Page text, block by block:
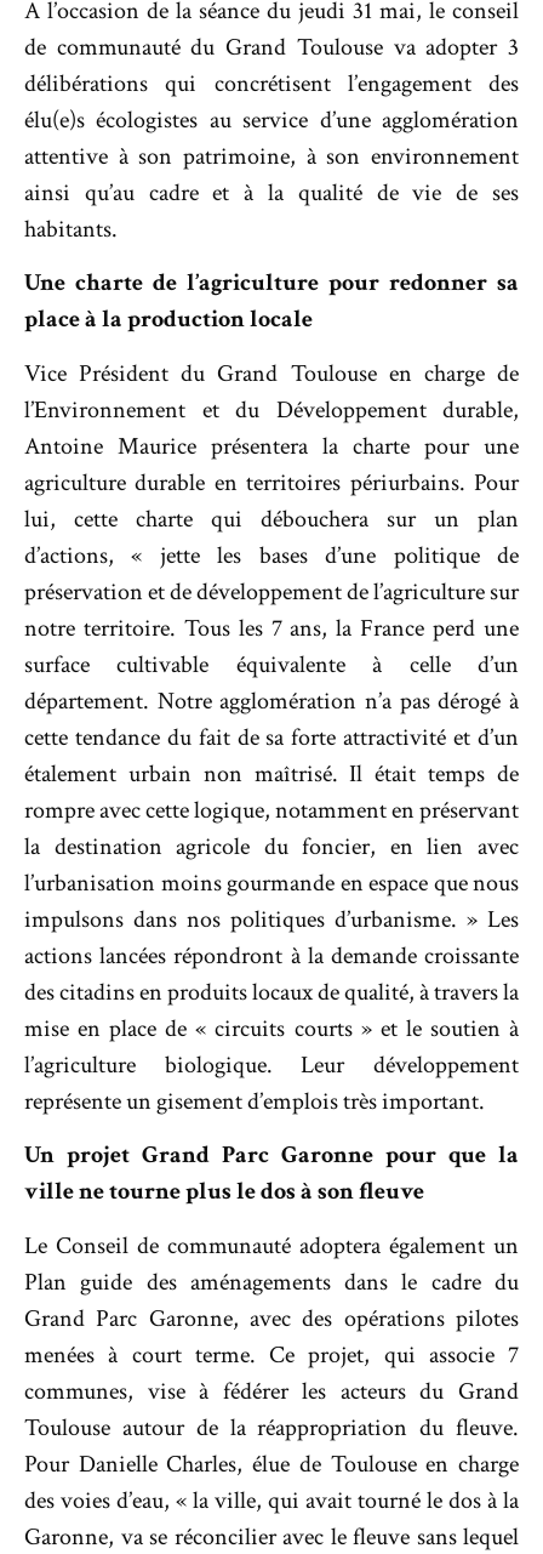
A l’occasion de la séance du jeudi 31 mai, le conseil
de communauté du Grand Toulouse va adopter 3
délibérations qui concrétisent l’engagement des
élu(e)s écologistes au service d’une agglomération
attentive à son patrimoine, à son environnement
ainsi qu’au cadre et à la qualité de vie de ses
habitants.
Une charte de l’agriculture pour redonner sa
place à la production locale
Vice Président du Grand Toulouse en charge de
l’Environnement et du Développement durable,
Antoine Maurice présentera la charte pour une
agriculture durable en territoires périurbains. Pour
lui, cette charte qui débouchera sur un plan
d’actions, « jette les bases d’une politique de
préservation et de développement de l’agriculture sur
notre territoire. Tous les 7 ans, la France perd une
surface cultivable équivalente à celle d’un
département. Notre agglomération n’a pas dérogé à
cette tendance du fait de sa forte attractivité et d’un
étalement urbain non maîtrisé. Il était temps de
rompre avec cette logique, notamment en préservant
la destination agricole du foncier, en lien avec
l’urbanisation moins gourmande en espace que nous
impulsons dans nos politiques d’urbanisme. » Les
actions lancées répondront à la demande croissante
des citadins en produits locaux de qualité, à travers la
mise en place de « circuits courts » et le soutien à
l’agriculture biologique. Leur développement
représente un gisement d’emplois très important.
Un projet Grand Parc Garonne pour que la
ville ne tourne plus le dos à son fleuve
Le Conseil de communauté adoptera également un
Plan guide des aménagements dans le cadre du
Grand Parc Garonne, avec des opérations pilotes
menées à court terme. Ce projet, qui associe 7
communes, vise à fédérer les acteurs du Grand
Toulouse autour de la réappropriation du fleuve.
Pour Danielle Charles, élue de Toulouse en charge
des voies d’eau, « la ville, qui avait tourné le dos à la
Garonne, va se réconcilier avec le fleuve sans lequel